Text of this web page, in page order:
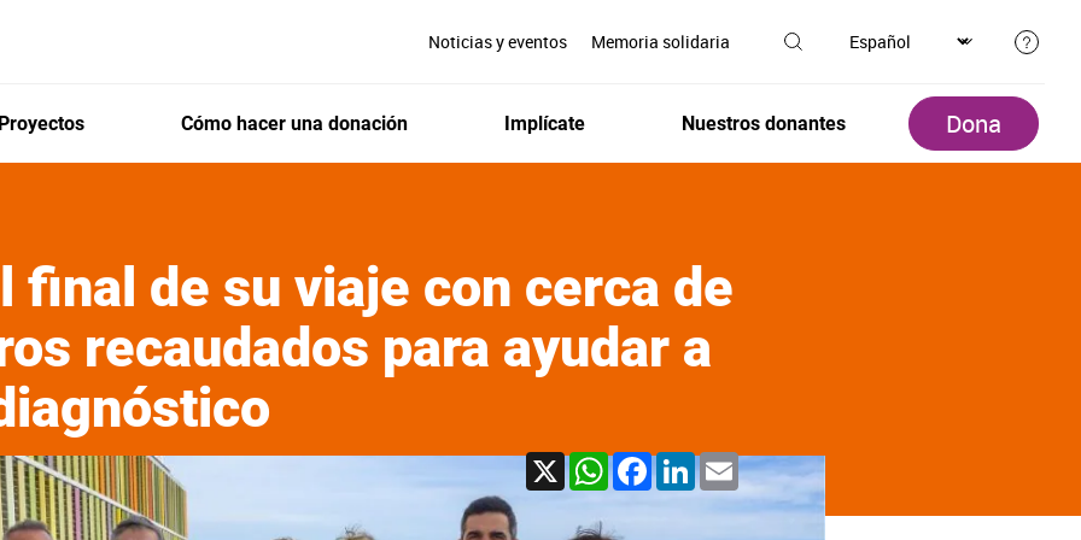
Noticias y eventos Memoria solidaria
Proyectos Cómo hacer una donación Implícate Nuestros donantes Dona
final de su viaje con cerca de
recaudados para ayudar a
X WhatsApp
Facebook
LinkedIn
Email